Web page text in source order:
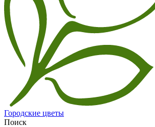
Городские цветы
Поиск